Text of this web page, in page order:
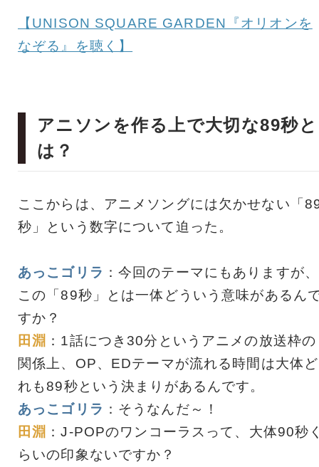
【UNISON SQUARE GARDEN『オリオンを
なぞる』を聴く】
アニソンを作る上で大切な89秒と
は？
ここからは、アニメソングには欠かせない「
秒」という数字について迫った。
あっこゴリラ ：今回のテーマにもありますが、
この「89秒」とは一体どういう意味があるん
すか？
田淵 ：1話につき30分というアニメの放送枠の
関係上、OP、EDテーマが流れる時間は大体ど
れも89秒という決まりがあるんです。
あっこゴリラ ：そうなんだ～！
田淵 ：J-POPのワンコーラスって、大体90秒
らいの印象ないですか？